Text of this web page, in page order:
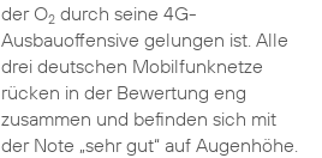
der O2durch seine 4G-
Ausbauoffensive gelungen ist. Alle
drei deutschen Mobilfunknetze
rücken in der Bewertung eng
zusammen und befinden sich mit
der Note „sehr gut“ auf Augenhöhe.